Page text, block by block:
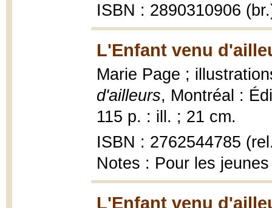
ISBN : 2890310906
L'Enfant venu
Marie Page ;
d'ailleurs, Montréal :
115 p. : ill. ; 21 cm.
ISBN : 2762544785
Notes : Pour les jeunes
L'Enfant venu